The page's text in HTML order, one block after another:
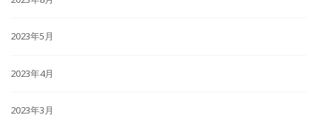
2023年5月
2023年4月
2023年3月